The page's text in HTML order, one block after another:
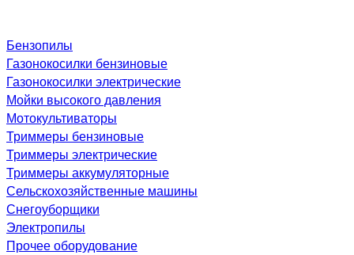
Бензопилы
Газонокосилки бензиновые
Газонокосилки электрические
Мойки высокого давления
Мотокультиваторы
Триммеры бензиновые
Триммеры электрические
Триммеры аккумуляторные
Сельскохозяйственные машины
Снегоуборщики
Электропилы
Прочее оборудование